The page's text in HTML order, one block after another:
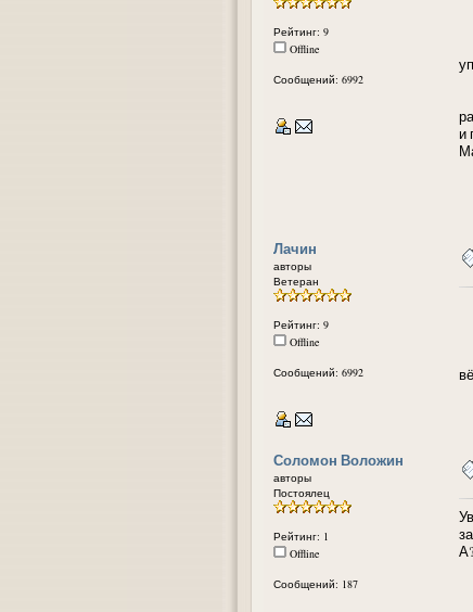
Рейтинг: 9
Offline
Сообщений: 6992
и
Лачин
авторы
Ветеран
Рейтинг: 9
Offline
Сообщений: 6992
Соломон Воложин
авторы
Постоялец
Рейтинг: 1
Offline
Сообщений: 187